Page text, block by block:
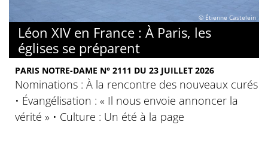
© Étienne Castelein
Léon XIV en France : À Paris, les
églises se préparent
PARIS NOTRE-DAME N° 2111 DU 23 JUILLET 2026
Nominations : À la rencontre des nouveaux curés
• Évangélisation : « Il nous envoie annoncer la
vérité » • Culture : Un été à la page